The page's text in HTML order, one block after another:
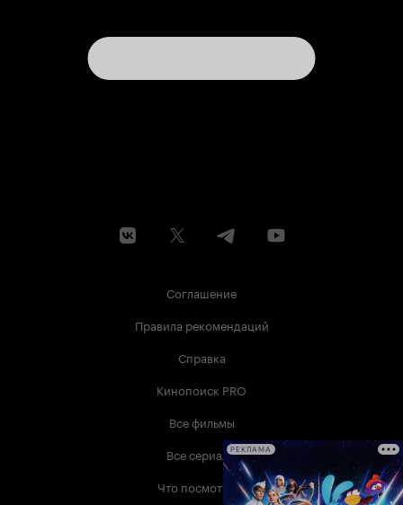
Соглашение
Правила рекомендаций
Справка
Кинопоиск PRO
Все фильмы
Все сериалы
Что посмотреть
РЕКЛАМА